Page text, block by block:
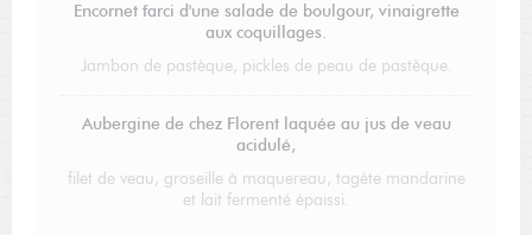
Encornet farci d'une salade de boulgour, vinaigrette
aux coquillages.
Jambon de pastèque, pickles de peau de pastèque.
Aubergine de chez Florent laquée au jus de veau
acidulé,
filet de veau, groseille à maquereau, tagète mandarine
et lait fermenté épaissi.